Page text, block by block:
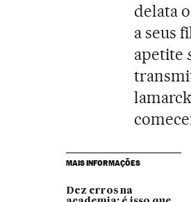
delata
a seus
apetite
MAIS INFORMAÇÕES
Dez erros na